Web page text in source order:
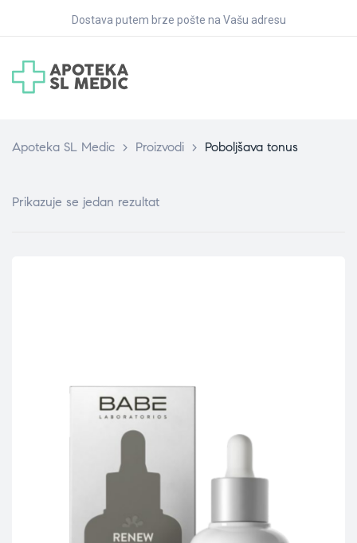
Dostava putem brze pošte na Vašu adresu
Apoteka SL Medic > Proizvodi > Poboljšava tonus
Prikazuje se jedan rezultat